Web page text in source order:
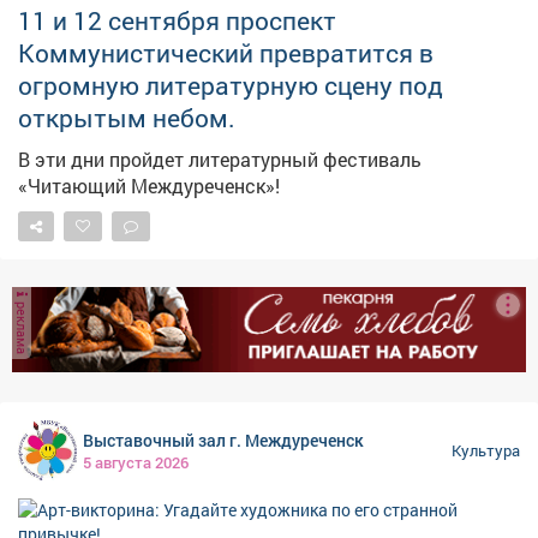
11 и 12 сентября проспект
Коммунистический превратится в
огромную литературную сцену под
открытым небом.
В эти дни пройдет литературный фестиваль
«Читающий Междуреченск»!
реклама
Выставочный зал г. Междуреченск
5 августа 2026
Культура